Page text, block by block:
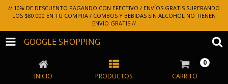
// 10% DE DESCUENTO PAGANDO CON EFECTIVO / ENVÍOS GRATIS SUPERANDO
LOS $80.000 EN TU COMPRA / COMBOS Y BEBIDAS SIN ALCOHOL NO TIENEN
ENVIO GRATIS //
GOOGLE SHOPPING
INICIO PRODUCTOS CARRITO
0